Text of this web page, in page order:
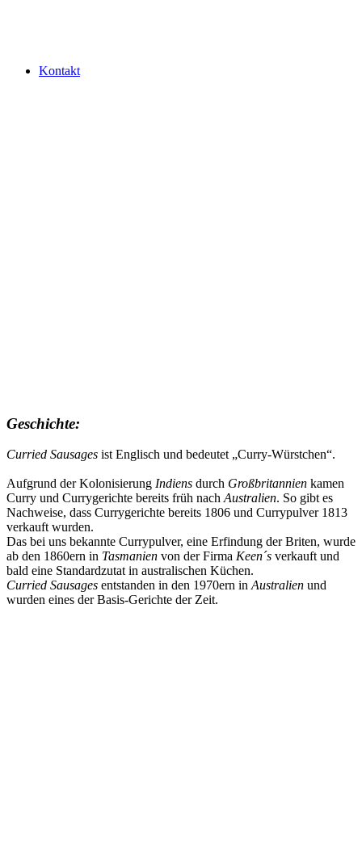
Kontakt
Geschichte:
Curried Sausages ist Englisch und bedeutet „Curry-Würstchen“.
Aufgrund der Kolonisierung Indiens durch Großbritannien kamen
Curry und Currygerichte bereits früh nach Australien. So gibt es
Nachweise, dass Currygerichte bereits 1806 und Currypulver 1813
verkauft wurden.
Das bei uns bekannte Currypulver, eine Erfindung der Briten, wurde
ab den 1860ern in Tasmanien von der Firma Keen´s verkauft und
bald eine Standardzutat in australischen Küchen.
Curried Sausages entstanden in den 1970ern in Australien und
wurden eines der Basis-Gerichte der Zeit.